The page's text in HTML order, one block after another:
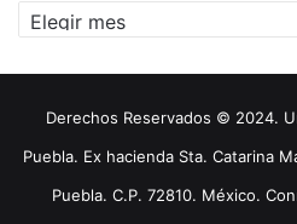
Archivos
Derechos Reservados © 2024.
Puebla. Ex hacienda Sta. Catarina
Puebla. C.P. 72810. México.